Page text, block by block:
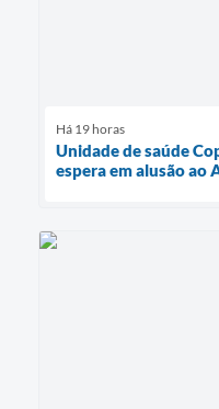
Há 19 horas
Unidade de saúde
espera em alusão ao